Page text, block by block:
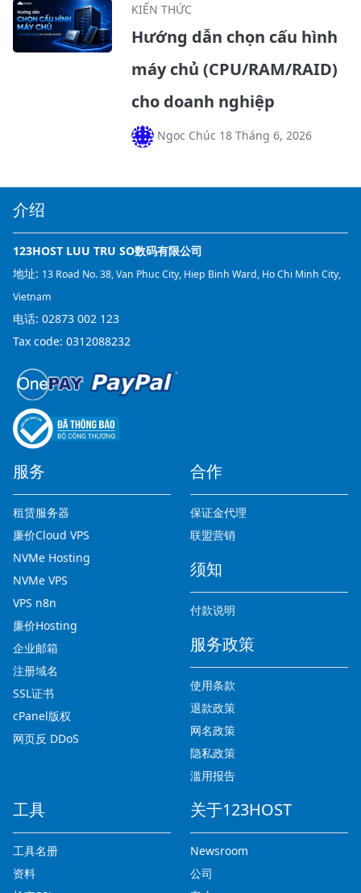
KIẾN THỨC
Hướng dẫn chọn cấu hình
máy chủ (CPU/RAM/RAID)
cho doanh nghiệp
Ngọc Chúc 18 Tháng 6, 2026
介绍
123HOST LUU TRU SO数码有限公司
地址: 13 Road No. 38, Van Phuc City, Hiep Binh Ward, Ho Chi Minh City,
Vietnam
电话: 02873 002 123
Tax code: 0312088232
服务
租赁服务器
廉价Cloud VPS
NVMe Hosting
NVMe VPS
VPS n8n
廉价Hosting
企业邮箱
注册域名
SSL证书
cPanel版权
网页反 DDoS
合作
保证金代理
联盟营销
须知
付款说明
服务政策
使用条款
退款政策
网名政策
隐私政策
滥用报告
工具
工具名册
资料
关于123HOST
Newsroom
公司